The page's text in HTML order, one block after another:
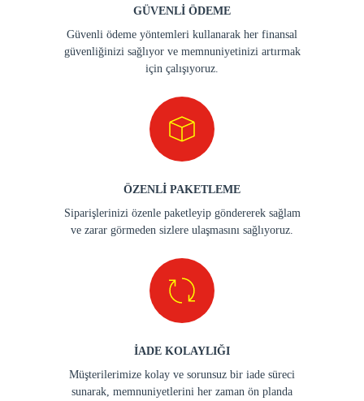
GÜVENLİ ÖDEME
Güvenli ödeme yöntemleri kullanarak her finansal
güvenliğinizi sağlıyor ve memnuniyetinizi artırmak
için çalışıyoruz.
ÖZENLİ PAKETLEME
Siparişlerinizi özenle paketleyip göndererek sağlam
ve zarar görmeden sizlere ulaşmasını sağlıyoruz.
İADE KOLAYLIĞI
Müşterilerimize kolay ve sorunsuz bir iade süreci
sunarak, memnuniyetlerini her zaman ön planda